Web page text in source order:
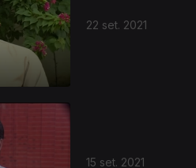
22 set. 2021
15 set. 2021